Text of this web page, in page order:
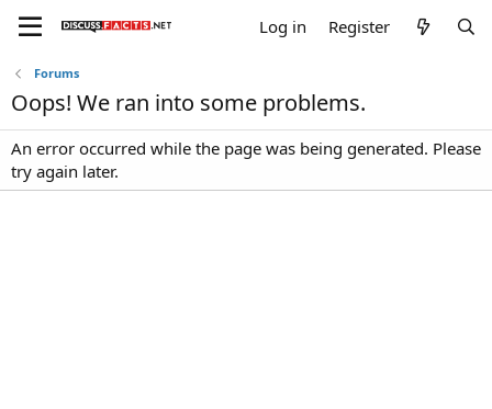
Log in Register
Forums
Oops! We ran into some problems.
An error occurred while the page was being generated. Please
try again later.